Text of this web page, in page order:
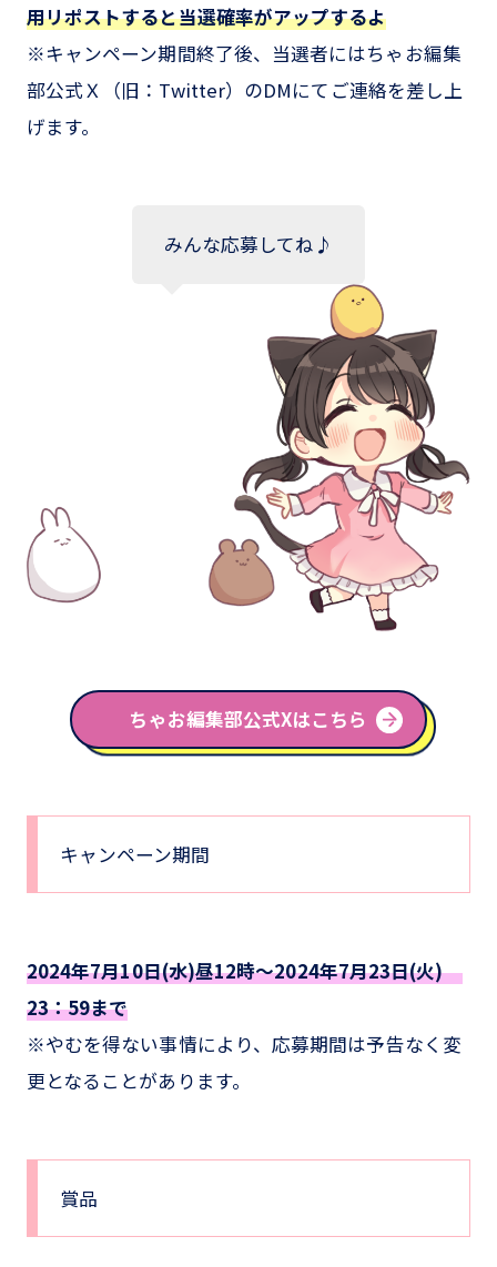
用リポストすると当選確率がアップするよ
※キャンペーン期間終了後、当選者にはちゃお編集
部公式Ｘ（旧：Twitter）のDMにてご連絡を差し上
げます。
みんな応募してね♪
ちゃお編集部公式Xはこちら
キャンペーン期間
2024年7月10日(水)昼12時～2024年7月23日(火)
23：59まで
※やむを得ない事情により、応募期間は予告なく変
更となることがあります。
賞品